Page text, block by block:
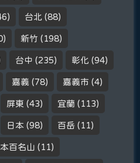
台北 (88)
新竹 (198)
台中 (235) 彰化 (94)
嘉義 (78) 嘉義市 (4)
屏東 (43) 宜蘭 (113)
日本 (98) 百岳 (11)
百名山 (11)